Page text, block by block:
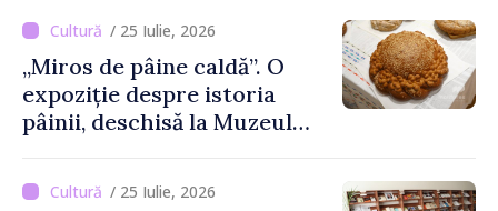
august
/ 25 Iulie, 2026
„Miros de pâine caldă”. O
expoziție despre istoria
pâinii, deschisă la Muzeul
Moldovei
/ 25 Iulie, 2026